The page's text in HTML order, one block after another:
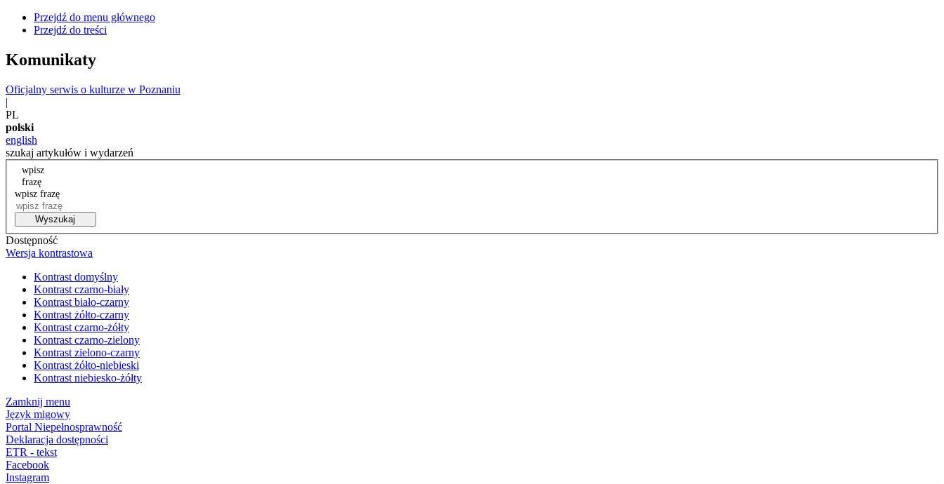
Przejdź do menu głównego
Przejdź do treści
Komunikaty
Oficjalny serwis o kulturze w Poznaniu
|
PL
polski
english
szukaj artykułów i wydarzeń
wpisz
frazę
wpisz frazę
Wyszukaj
Dostępność
Wersja kontrastowa
Kontrast domyślny
Kontrast czarno-biały
Kontrast biało-czarny
Kontrast żółto-czarny
Kontrast czarno-żółty
Kontrast czarno-zielony
Kontrast zielono-czarny
Kontrast żółto-niebieski
Kontrast niebiesko-żółty
Zamknij menu
Język migowy
Portal Niepełnosprawność
Deklaracja dostępności
ETR - tekst
Facebook
Instagram